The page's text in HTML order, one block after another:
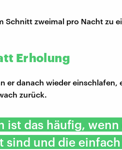
Schnitt zweimal pro Nacht zu
Erholung
er danach wieder einschlafen,
zurück.
ist das häufig, wenn
sind und die